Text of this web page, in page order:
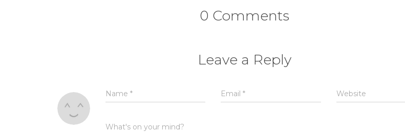
0 Comments
Leave a Reply
Name * Email* Website
What's on your mind?